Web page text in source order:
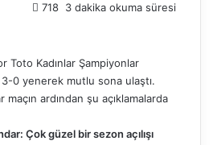
718 3 dakika okuma süresi
Toto Kadınlar Şampiyonlar
3-0 yenerek mutlu sona ulaştı.
maçın ardından şu açıklamalarda
Çok güzel bir sezon açılışı